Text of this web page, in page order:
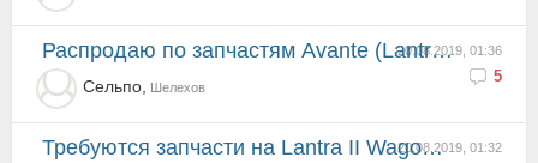
20.08.2019, 01:36
5
Распродаю по запчастям Avante (Lantra) J2 седан 1998.
Сельпо, Шелехов
20.08.2019, 01:32
Требуются запчасти на Lantra II Wagon 1996 года